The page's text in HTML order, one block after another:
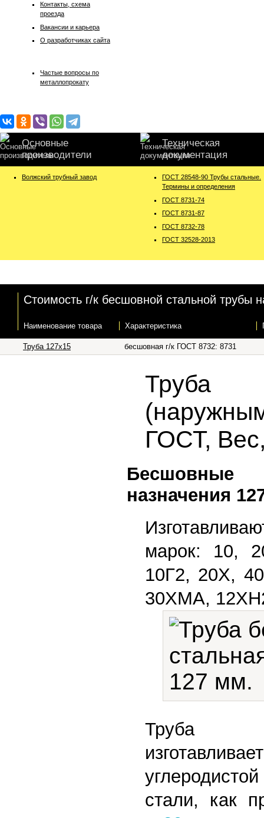
Контакты, схема
проезда
Вакансии и карьера
О разработчиках сайта
Частые вопросы по
металлопрокату
Основные
производители
Техническая
документация
Волжский трубный завод
ГОСТ 28548-90 Трубы стальные.
Термины и определения
ГОСТ 8731-74
ГОСТ 8731-87
ГОСТ 8732-78
ГОСТ 32528-2013
Стоимость г/к бесшовной стальной трубы
Наименование товара Характеристика
Труба 127х15 бесшовная г/к ГОСТ 8732: 8731
Труба
ГОСТ,
Бесшовные
назначения
марок: 10,
10Г2, 20Х,
30ХМА,
Труба
стали, как